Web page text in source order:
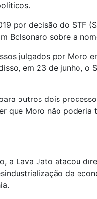
por decisão do STF
Bolsonaro sobre a
julgados por Moro
em 23 de junho,
outros dois
que Moro não
a Lava Jato atacou
da